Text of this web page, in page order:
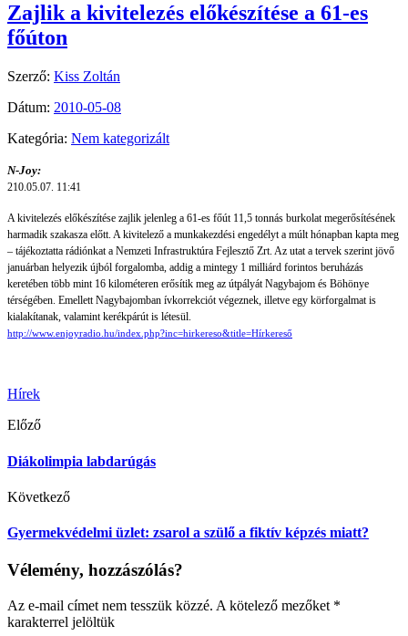
Zajlik a kivitelezés előkészítése a 61-es
főúton
Szerző: Kiss Zoltán
Dátum: 2010-05-08
Kategória: Nem kategorizált
N-Joy:
210.05.07. 11:41
A kivitelezés előkészítése zajlik jelenleg a 61-es főút 11,5 tonnás burkolat megerősítésének
harmadik szakasza előtt. A kivitelező a munkakezdési engedélyt a múlt hónapban kapta meg
– tájékoztatta rádiónkat a Nemzeti Infrastruktúra Fejlesztő Zrt. Az utat a tervek szerint jövő
januárban helyezik újból forgalomba, addig a mintegy 1 milliárd forintos beruházás
keretében több mint 16 kilométeren erősítik meg az útpályát Nagybajom és Böhönye
térségében. Emellett Nagybajomban ívkorrekciót végeznek, illetve egy körforgalmat is
kialakítanak, valamint kerékpárút is létesül.
http://www.enjoyradio.hu/index.php?inc=hirkereso&title=Hírkereső
Hírek
Előző
Diákolimpia labdarúgás
Következő
Gyermekvédelmi üzlet: zsarol a szülő a fiktív képzés miatt?
Vélemény, hozzászólás?
Az e-mail címet nem tesszük közzé. A kötelező mezőket *
karakterrel jelöltük